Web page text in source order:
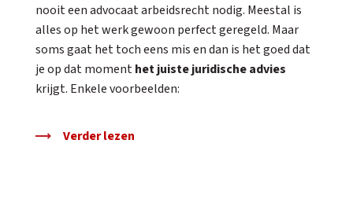
nooit een advocaat arbeidsrecht nodig. Meestal is
alles op het werk gewoon perfect geregeld. Maar
soms gaat het toch eens mis en dan is het goed dat
je op dat momenthet juiste juridische advies
krijgt. Enkele voorbeelden:
Verder lezen